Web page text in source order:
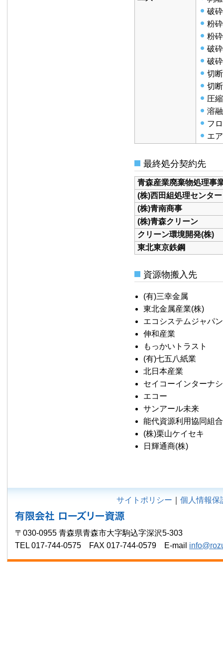
破
粉
粉
破
破
切
切
圧
溶
フ
エ
最終処分契約先
青森産業廃棄物処理事
(株)西田組処理センター
(株)青南商事
(株)青森クリーン
クリーン環境開発(株)
東北東京鉄鋼
資源物搬入先
(有)三幸金属
東北金属産業(株)
エコシステムジャパン
伸和産業
もっかいトラスト
(有)七五八紙業
北日本産業
セイコーインターナ
エコー
サンアール未来
能代資源利用協同組合
(株)栗山ケイセキ
日輝通商(株)
サイトポリシー 個人情報保
〒030-0955 青森県青森市大字駒込字深沢5-303
TEL 017-744-0575 FAX 017-744-0579 E-mail